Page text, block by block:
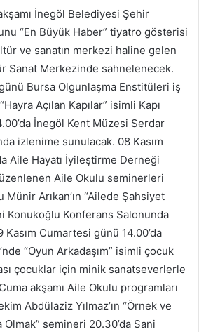
İnegöl Belediyesi Şehir
“En Büyük Haber” tiyatro gösterisi
ve sanatın merkezi haline gelen
Sanat Merkezinde sahnelenecek.
Bursa Olgunlaşma Enstitüleri iş
Açılan Kapılar” isimli Kapı
İnegöl Kent Müzesi Serdar
izlenime sunulacak. 08 Kasım
Aile Hayatı İyileştirme Derneği
Aile Okulu seminerleri
Münir Arıkan’ın “Ailede Şahsiyet
Konukoğlu Konferans Salonunda
Cumartesi günü 14.00’da
“Oyun Arkadaşım” isimli çocuk
çocuklar için minik sanatseverlerle
akşamı Aile Okulu programları
Abdülaziz Yılmaz’ın “Örnek ve
semineri 20.30’da Sani